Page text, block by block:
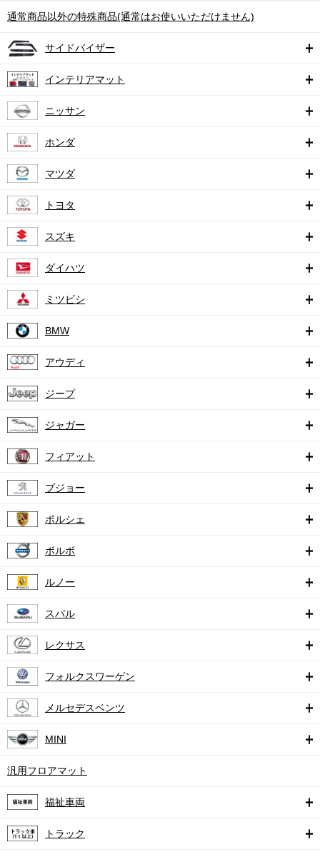
通常商品以外の特殊商品(通常はお使いいただけません)
サイドバイザー
インテリアマット
ニッサン
ホンダ
マツダ
トヨタ
スズキ
ダイハツ
ミツビシ
BMW
アウディ
ジープ
ジャガー
フィアット
プジョー
ポルシェ
ボルボ
ルノー
スバル
レクサス
フォルクスワーゲン
メルセデスベンツ
MINI
汎用フロアマット
福祉車両
トラック